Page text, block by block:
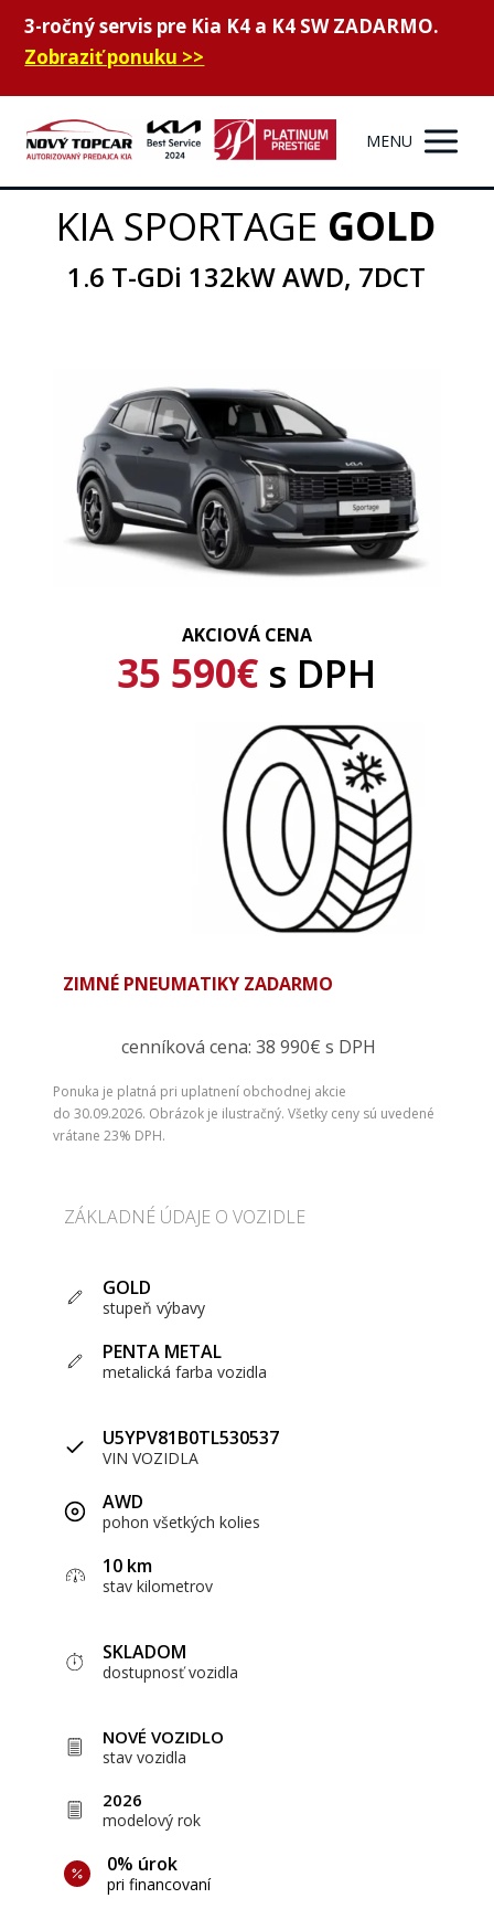
3-ročný servis pre Kia K4 a K4 SW ZADARMO.
Zobraziť ponuku >>
MENU
KIA SPORTAGE GOLD
1.6 T-GDi 132kW AWD, 7DCT
AKCIOVÁ CENA
35 590€ s DPH
ZIMNÉ PNEUMATIKY ZADARMO
cenníková cena: 38 990€ s DPH
Ponuka je platná pri uplatnení obchodnej akcie
do 30.09.2026. Obrázok je ilustračný. Všetky ceny sú uvedené
vrátane 23% DPH.
ZÁKLADNÉ ÚDAJE O VOZIDLE
GOLD
stupeň výbavy
PENTA METAL
metalická farba vozidla
U5YPV81B0TL530537
VIN VOZIDLA
AWD
pohon všetkých kolies
10 km
stav kilometrov
SKLADOM
dostupnosť vozidla
NOVÉ VOZIDLO
stav vozidla
2026
modelový rok
0% úrok
pri financovaní